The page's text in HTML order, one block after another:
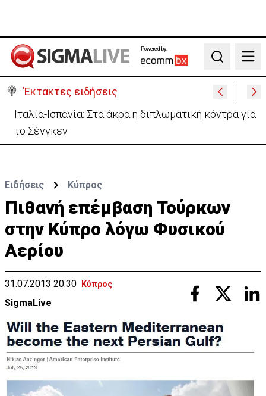
Powered by:
Search
Έκτακτες ειδήσεις
Ιταλία-Ισπανία: Στα άκρα η διπλωματική κόντρα για
το Σένγκεν
Ειδήσεις Κύπρος
Πιθανή επέμβαση Τούρκων
στην Κύπρο λόγω Φυσικού
Αερίου
31.07.2013 20:30 Κύπρος
SigmaLive